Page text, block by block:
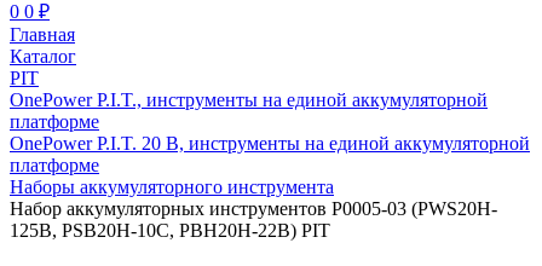
0 0 ₽
Главная
Каталог
PIT
OnePower P.I.T., инструменты на единой аккумуляторной
платформе
OnePower P.I.T. 20 В, инструменты на единой аккумуляторной
платформе
Наборы аккумуляторного инструмента
Набор аккумуляторных инструментов P0005-03 (PWS20H-
125B, PSB20H-10C, PBH20H-22B) PIT